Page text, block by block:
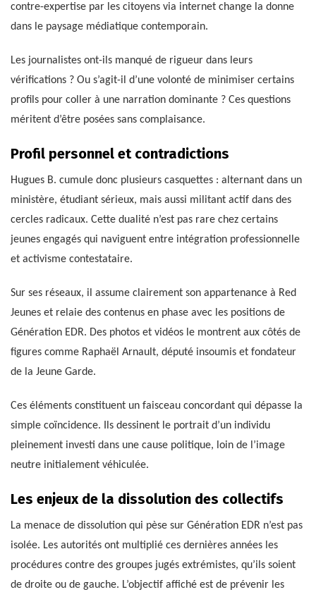
contre-expertise par les citoyens via internet change la donne
dans le paysage médiatique contemporain.
Les journalistes ont-ils manqué de rigueur dans leurs
vérifications ? Ou s’agit-il d’une volonté de minimiser certains
profils pour coller à une narration dominante ? Ces questions
méritent d’être posées sans complaisance.
Profil personnel et contradictions
Hugues B. cumule donc plusieurs casquettes : alternant dans un
ministère, étudiant sérieux, mais aussi militant actif dans des
cercles radicaux. Cette dualité n’est pas rare chez certains
jeunes engagés qui naviguent entre intégration professionnelle
et activisme contestataire.
Sur ses réseaux, il assume clairement son appartenance à Red
Jeunes et relaie des contenus en phase avec les positions de
Génération EDR. Des photos et vidéos le montrent aux côtés de
figures comme Raphaël Arnault, député insoumis et fondateur
de la Jeune Garde.
Ces éléments constituent un faisceau concordant qui dépasse la
simple coïncidence. Ils dessinent le portrait d’un individu
pleinement investi dans une cause politique, loin de l’image
neutre initialement véhiculée.
Les enjeux de la dissolution des collectifs
La menace de dissolution qui pèse sur Génération EDR n’est pas
isolée. Les autorités ont multiplié ces dernières années les
procédures contre des groupes jugés extrémistes, qu’ils soient
de droite ou de gauche. L’objectif affiché est de prévenir les